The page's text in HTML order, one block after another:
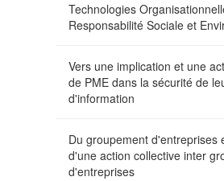
Technologies
Responsabilité Sociale et
Vers une implication et une
de PME dans la sécurité de
d'information
Du groupement d'entreprises
d'une action collective inter
d'entreprises